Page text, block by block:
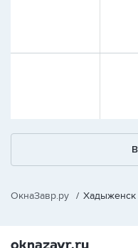
ОкнаЗавр.ру / Хадыженск